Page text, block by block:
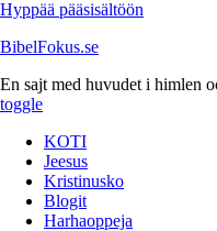
Hyppää pääsisältöön
BibelFokus.se
En sajt med huvudet i himlen
toggle
KOTI
Jeesus
Kristinusko
Blogit
Harhaoppeja